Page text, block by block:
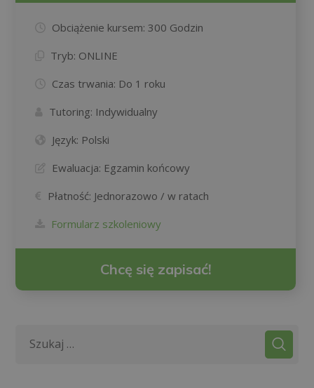
Obciążenie kursem: 300 Godzin
Tryb: ONLINE
Czas trwania: Do 1 roku
Tutoring: Indywidualny
Język: Polski
Ewaluacja: Egzamin końcowy
Płatność: Jednorazowo / w ratach
Formularz szkoleniowy
Chcę się zapisać!